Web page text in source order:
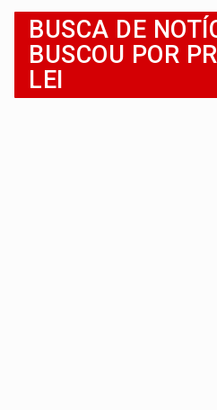
BUSCA DE
BUSCOU POR
LEI